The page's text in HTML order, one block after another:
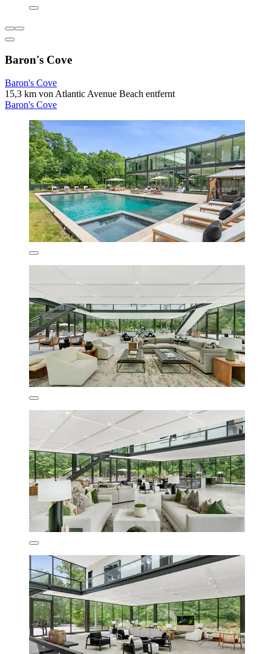
Baron's Cove
Baron's Cove
15,3 km von Atlantic Avenue Beach entfernt
Baron's Cove